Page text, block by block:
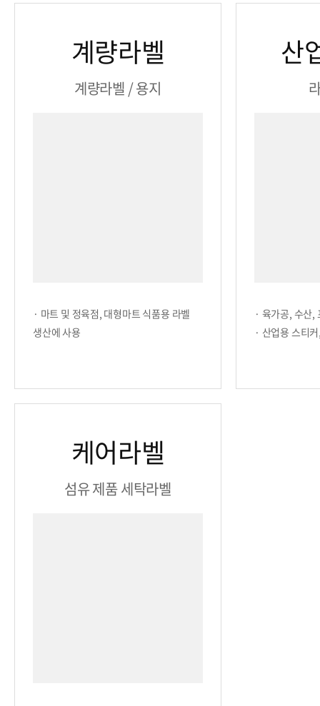
계량라벨
계량라벨 / 용지
· 마트 및 정육점, 대형마트 식품용 라벨
생산에 사용
산
· 육가공, 수산,
· 산업용 스티
케어라벨
섬유 제품 세탁라벨